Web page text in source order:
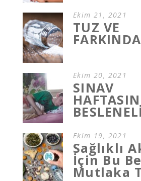
Ekim 21, 2021
TUZ VE
Ekim 20, 2021
SINAV
Ekim 19, 2021
Sağlıklı
İçin Bu
Mutlaka